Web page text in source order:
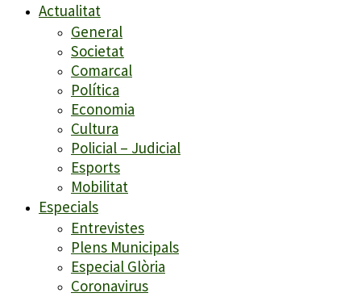
Actualitat
General
Societat
Comarcal
Política
Economia
Cultura
Policial – Judicial
Esports
Mobilitat
Especials
Entrevistes
Plens Municipals
Especial Glòria
Coronavirus